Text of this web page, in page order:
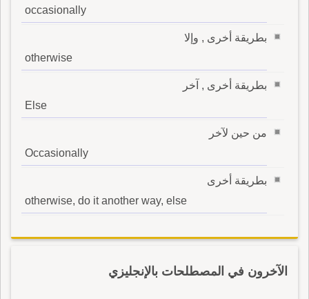
occasionally
بطريقة أخرى , وإلا
otherwise
بطريقة أخرى , آخر
Else
من حين لآخر
Occasionally
بطريقة أخرى
otherwise, do it another way, else
الآخرون في المصطلحات بالإنجليزي